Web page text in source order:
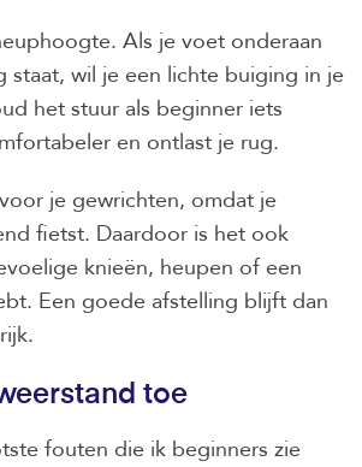
Als je voet onderaan
staat, wil je een lichte buiging in je
het stuur als beginner iets
en ontlast je rug.
je gewrichten, omdat je
fietst. Daardoor is het ook
knieën, heupen of een
Een goede afstelling blijft dan
toe
fouten die ik beginners zie